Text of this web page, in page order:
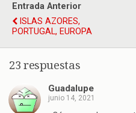
Entrada Anterior
ISLAS AZORES,
PORTUGAL, EUROPA
23 respuestas
Guadalupe
junio 14, 2021